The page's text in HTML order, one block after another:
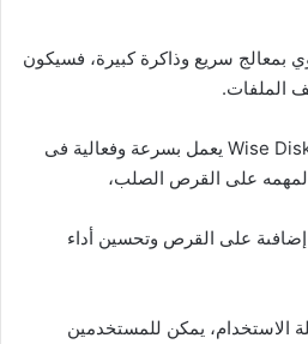
بمعالج سريع وذاكرة كبيرة، فسيكون
الملفات.
بشكل عام، Wise Disk Cleaner 2025 يعمل بسرعة وفعالية فى
على القرص الصلب،
على القرص وتحسين أداء
الاستخدام، يمكن للمستخدمين